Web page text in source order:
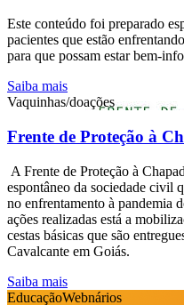
Este conteúdo foi preparado
pacientes que estão
para que possam estar bem-
Saiba mais
Vaquinhas/doações
Frente de Proteção à
A Frente de Proteção à
espontâneo da sociedade civil
no enfrentamento à pandemia
ações realizadas está a
cestas básicas que são
Cavalcante em Goiás.
Saiba mais
EducaçãoWebnários